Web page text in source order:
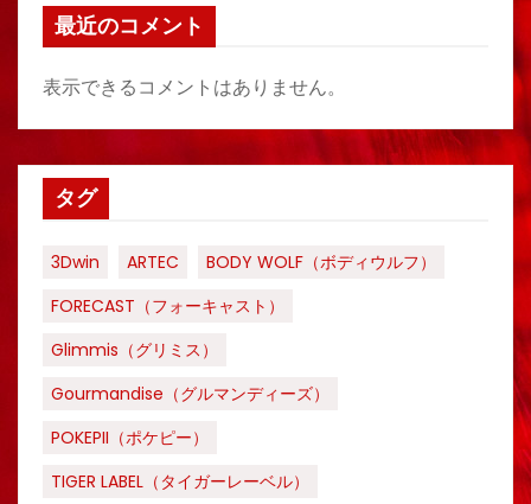
最近のコメント
表示できるコメントはありません。
タグ
3Dwin ARTEC
BODY WOLF（ボディウルフ）
FORECAST（フォーキャスト）
Glimmis（グリミス）
Gourmandise（グルマンディーズ）
POKEPII（ポケピー）
TIGER LABEL（タイガーレーベル）